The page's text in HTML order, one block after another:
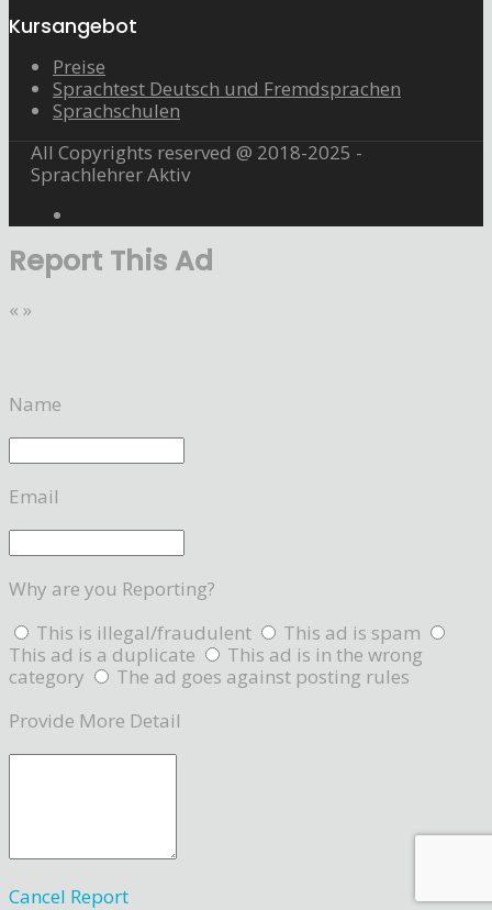
Kursangebot
Preise
Sprachtest Deutsch und Fremdsprachen
Sprachschulen
All Copyrights reserved @ 2018-2025 -
Sprachlehrer Aktiv
Report This Ad
« »
Name
Email
Why are you Reporting?
This is illegal/fraudulent
This ad is spam
This ad is a duplicate
This ad is in the wrong
category
The ad goes against posting rules
Provide More Detail
Cancel Report